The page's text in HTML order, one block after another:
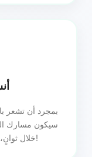
بمجرد أن تشعر
سيكون مسارك
خلال ثوانٍ، ويمكنك تجربة أغنيتين في آنٍ واحد!